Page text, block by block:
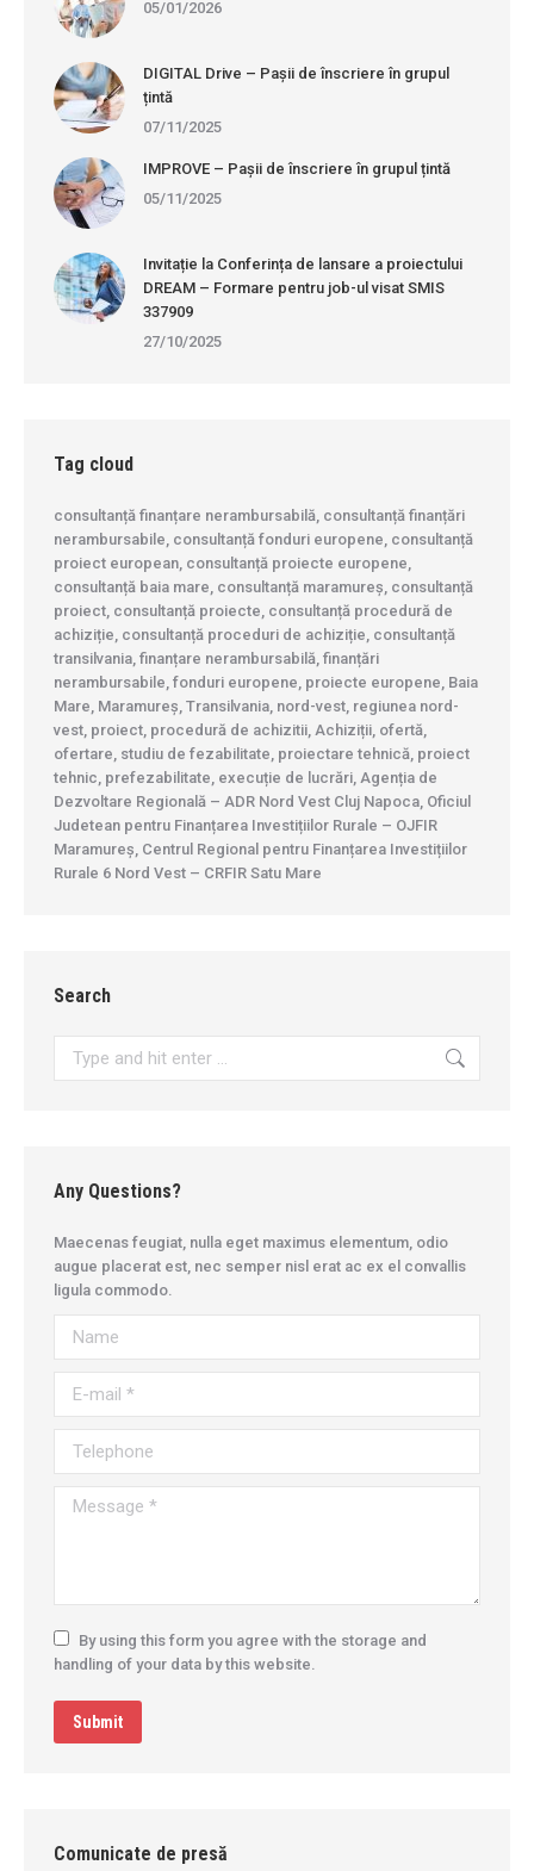
05/01/2026
DIGITAL Drive – Pașii de înscriere în grupul
țintă
07/11/2025
IMPROVE – Pașii de înscriere în grupul țintă
05/11/2025
Invitație la Conferința de lansare a proiectului
DREAM – Formare pentru job-ul visat SMIS
337909
27/10/2025
Tag cloud
consultanță finanțare nerambursabilă, consultanță finanțări
nerambursabile, consultanță fonduri europene, consultanță
proiect european, consultanță proiecte europene,
consultanță baia mare, consultanță maramureș, consultanță
proiect, consultanță proiecte, consultanță procedură de
achiziție, consultanță proceduri de achiziție, consultanță
transilvania, finanțare nerambursabilă, finanțări
nerambursabile, fonduri europene, proiecte europene, Baia
Mare, Maramureș, Transilvania, nord-vest, regiunea nord-
vest, proiect, procedură de achizitii, Achiziții, ofertă,
ofertare, studiu de fezabilitate, proiectare tehnică, proiect
tehnic, prefezabilitate, execuție de lucrări, Agenția de
Dezvoltare Regională – ADR Nord Vest Cluj Napoca, Oficiul
Judetean pentru Finanțarea Investițiilor Rurale – OJFIR
Maramureș, Centrul Regional pentru Finanțarea Investițiilor
Rurale 6 Nord Vest – CRFIR Satu Mare
Search
Any Questions?
Maecenas feugiat, nulla eget maximus elementum, odio
augue placerat est, nec semper nisl erat ac ex el convallis
ligula commodo.
Name
E-mail *
Telephone
Message *
By using this form you agree with the storage and
handling of your data by this website.
Submit
Comunicate de presă